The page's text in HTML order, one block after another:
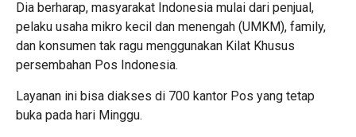
Dia berharap, masyarakat Indonesia mulai dari penjual,
pelaku usaha mikro kecil dan menengah (UMKM), family,
dan konsumen tak ragu menggunakan Kilat Khusus
persembahan Pos Indonesia.
Layanan ini bisa diakses di 700 kantor Pos yang tetap
buka pada hari Minggu.